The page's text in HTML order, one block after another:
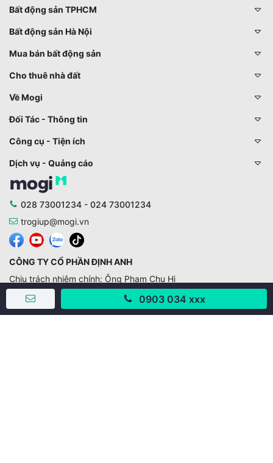
0903 034 xxx
Bất động sản TPHCM
Bất động sản Hà Nội
Mua bán bất động sản
Cho thuê nhà đất
Về Mogi
Đối Tác - Thông tin
Công cụ - Tiện ích
Dịch vụ - Quảng cáo
028 73001234 - 024 73001234
trogiup@mogi.vn
CÔNG TY CỔ PHẦN ĐỊNH ANH
Chịu trách nhiệm chính: Ông Phạm Chu Hi
Giấy phép số: 429/GP-BTTTT do Bộ TTTT cấp ngày
11/10/2019